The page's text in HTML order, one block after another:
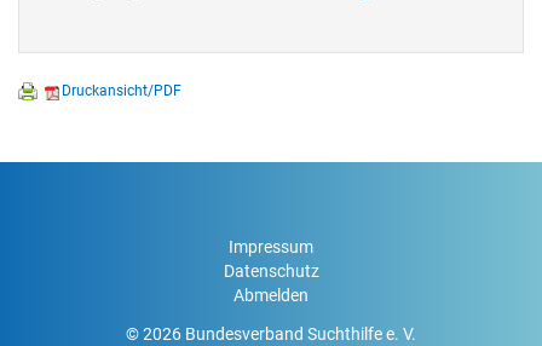
Druckansicht/PDF
Impressum
Datenschutz
Abmelden
© 2026 Bundesverband Suchthilfe e. V.